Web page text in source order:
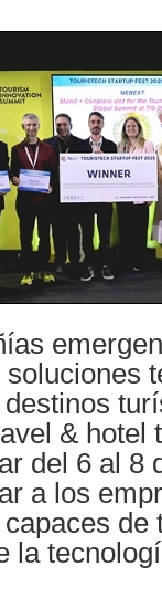
& hotel
del 6 al 8
a los
de
la